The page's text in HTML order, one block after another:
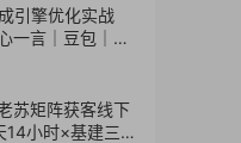
引擎优化实战
一言｜豆包｜
｜AI收录抓取
商优化全套落地
苏矩阵获客线下
14小时×基建三件